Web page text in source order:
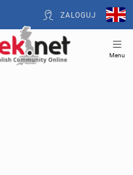
ZALOGUJ
Menu